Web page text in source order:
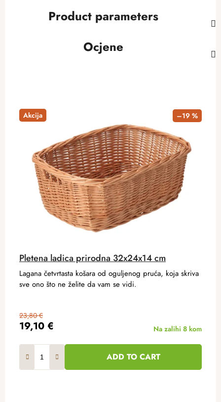
Product parameters
Ocjene
Akcija –19 %
Pletena ladica prirodna 32x24x14 cm
19,10 €
23,80 €
Na zalihi 8 kom
ADD TO CART
Lagana četvrtasta košara od oguljenog pruća, koja skriva
sve ono što ne želite da vam se vidi.